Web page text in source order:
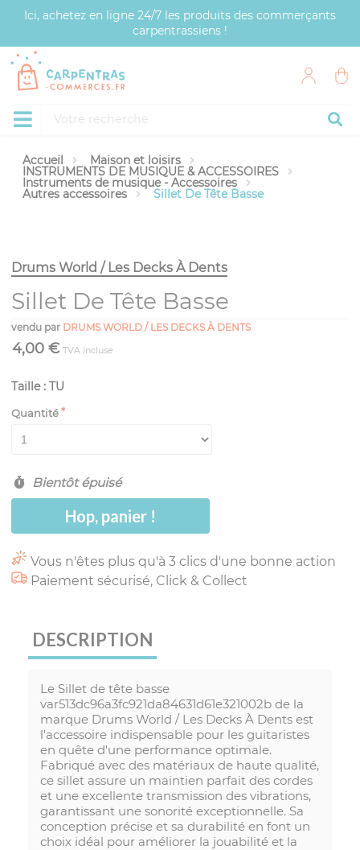
Ici, achetez en ligne 24/7 les produits des commerçants
carpentrassiens !
Accueil Maison et loisirs
INSTRUMENTS DE MUSIQUE & ACCESSOIRES
Instruments de musique - Accessoires
Autres accessoires Sillet De Tête Basse
Drums World / Les Decks À Dents
Sillet De Tête Basse
vendu par DRUMS WORLD / LES DECKS À DENTS
4,00 € TVA incluse
Taille : TU
Quantité
Bientôt épuisé
Hop, panier !
Vous n'êtes plus qu'à 3 clics d'une bonne action
Paiement sécurisé, Click & Collect
DESCRIPTION
Le Sillet de tête basse
var513dc96a3fc921da84631d61e321002b de la
marque Drums World / Les Decks À Dents est
l'accessoire indispensable pour les guitaristes
en quête d'une performance optimale.
Fabriqué avec des matériaux de haute qualité,
ce sillet assure un maintien parfait des cordes
et une excellente transmission des vibrations,
garantissant une sonorité exceptionnelle. Sa
conception précise et sa durabilité en font un
choix idéal pour améliorer la jouabilité et la
Panneau de gestion des cookies